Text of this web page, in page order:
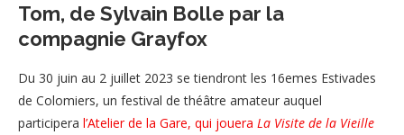
Tom, de Sylvain Bolle par la
compagnie Grayfox
Du 30 juin au 2 juillet 2023 se tiendront les 16emes Estivades
de Colomiers, un festival de théâtre amateur auquel
participera l’Atelier de la Gare, qui jouera La Visite de la Vieille